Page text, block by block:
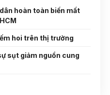
hoàn toàn biến mất
hoi trên thị trường
sụt giảm nguồn cung